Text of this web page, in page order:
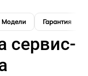
Модели Гарантия
сервис-